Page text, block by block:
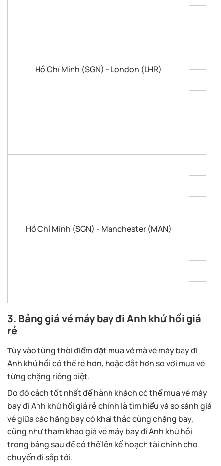
Hồ Chí Minh (SGN) - London (LHR)
Hồ Chí Minh (SGN) - Manchester (MAN)
3. Bảng giá vé máy bay đi Anh khứ hồi giá
rẻ
Tùy vào từng thời điểm đặt mua vé mà vé máy bay đi
Anh khứ hồi có thể rẻ hơn, hoặc đắt hơn so với mua vé
từng chặng riêng biệt.
Do đó cách tốt nhất để hành khách có thể mua vé máy
bay đi Anh khứ hồi giá rẻ chính là tìm hiểu và so sánh giá
vé giữa các hãng bay có khai thác cùng chặng bay,
cũng như tham khảo giá vé máy bay đi Anh khứ hồi
trong bảng sau để có thể lên kế hoạch tài chính cho
chuyến đi sắp tới.